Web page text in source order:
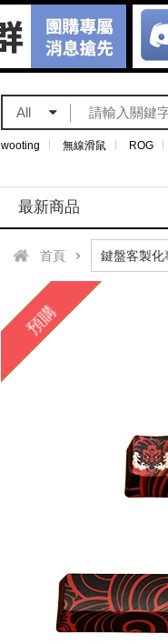
All
wooting 無線滑鼠 ROG
最新商品
首頁
預購